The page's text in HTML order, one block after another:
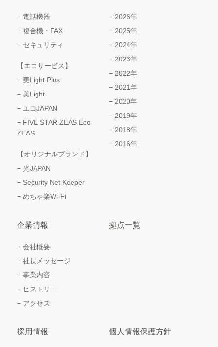
電話機器
複合機・FAX
セキュリティ
【エコサービス】
美Light Plus
美Light
エコJAPAN
FIVE STAR ZEAS Eco-
ZEAS
【オリジナルブランド】
光JAPAN
Security Net Keeper
めちゃ楽Wi-Fi
2026年
2025年
2024年
2023年
2022年
2021年
2020年
2019年
2018年
2016年
企業情報
会社概要
社長メッセージ
事業内容
ヒストリー
アクセス
拠点一覧
採用情報 個人情報保護方針